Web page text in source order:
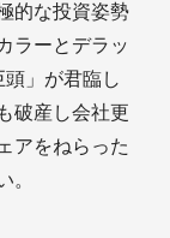
的な投資姿勢
ラーとデラッ
」が君臨し
破産し会社更
アをねらった
。